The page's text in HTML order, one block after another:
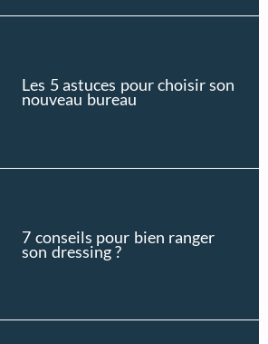
Les 5 astuces pour choisir son
nouveau bureau
7 conseils pour bien ranger
son dressing ?